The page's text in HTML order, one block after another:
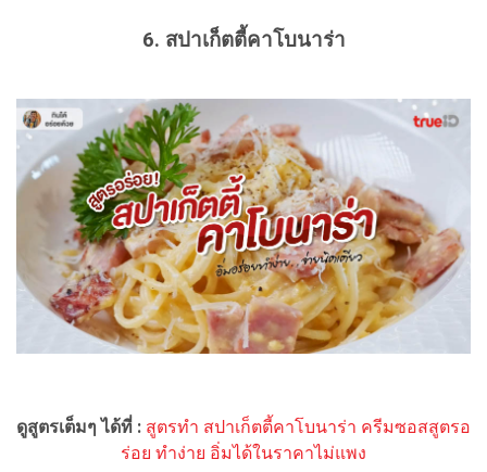
6. สปาเก็ตตี้คาโบนาร่า
ดูสูตรเต็มๆ ได้ที่ : สูตรทำ สปาเก็ตตี้คาโบนาร่า ครีมซอสสูตรอ
ร่อย ทำง่าย อิ่มได้ในราคาไม่แพง